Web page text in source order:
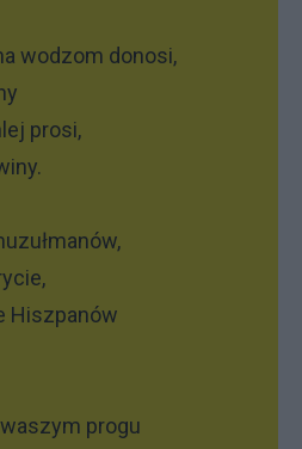
wodzom donosi,
prosi,
Hiszpanów
waszym progu